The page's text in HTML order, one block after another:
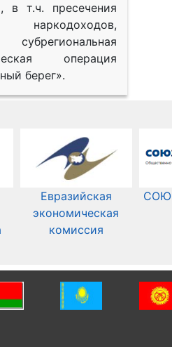
в т.ч. пресечения
наркодоходов,
операция
берег».
Евразийская
экономическая
комиссия